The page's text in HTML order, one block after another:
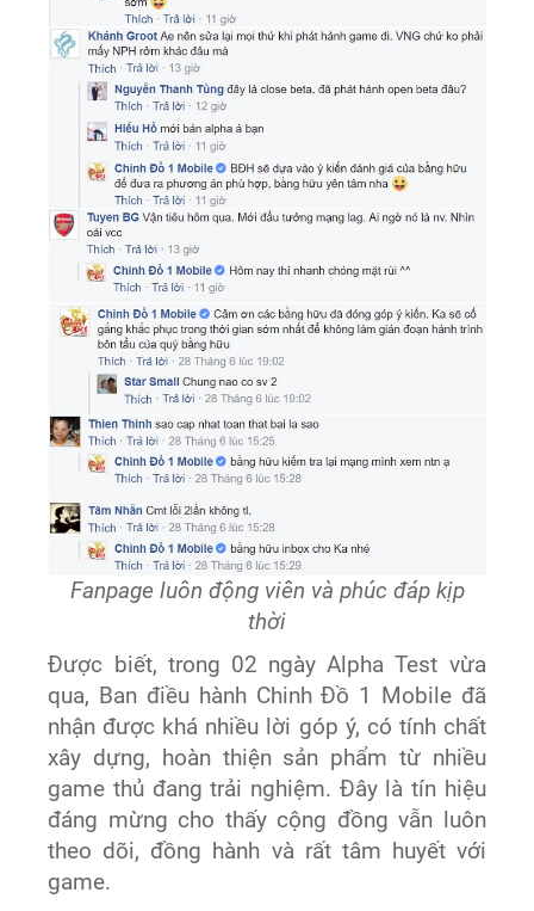
Fanpage luôn động viên và phúc đáp kịp
thời
Được biết, trong 02 ngày Alpha Test vừa
qua, Ban điều hành Chinh Đồ 1 Mobile đã
nhận được khá nhiều lời góp ý, có tính chất
xây dựng, hoàn thiện sản phẩm từ nhiều
game thủ đang trải nghiệm. Đây là tín hiệu
đáng mừng cho thấy cộng đồng vẫn luôn
theo dõi, đồng hành và rất tâm huyết với
game.